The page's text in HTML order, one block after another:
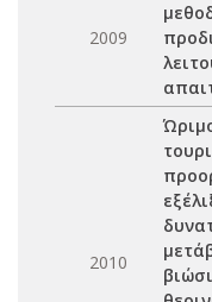
2009
2010